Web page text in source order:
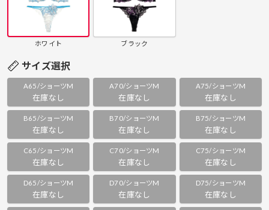
ホワイト ブラック
サイズ選択
A65/ショーツM
在庫なし
A70/ショーツM
在庫なし
A75/ショーツM
在庫なし
B65/ショーツM
在庫なし
B70/ショーツM
在庫なし
B75/ショーツM
在庫なし
C65/ショーツM
在庫なし
C70/ショーツM
在庫なし
C75/ショーツM
在庫なし
D65/ショーツM
在庫なし
D70/ショーツM
在庫なし
D75/ショーツM
在庫なし